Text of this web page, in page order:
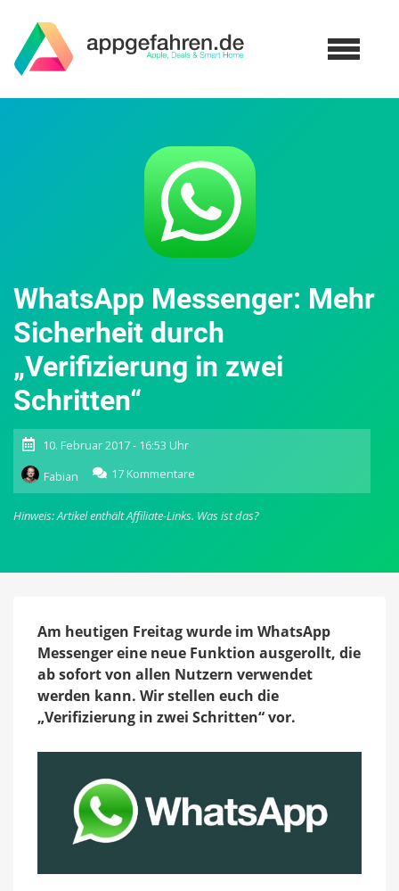
WhatsApp Messenger: Mehr
Sicherheit durch
„Verifizierung in zwei
Schritten“
10. Februar 2017 - 16:53 Uhr
Fabian
17 Kommentare
WhatsApp
Messenger:
Mehr
„Verifizierung
Schritten“
Hinweis: Artikel enthält Affiliate-Links. Was ist das?
Am heutigen Freitag wurde im WhatsApp
Messenger eine neue Funktion ausgerollt, die
ab sofort von allen Nutzern verwendet
werden kann. Wir stellen euch die
„Verifizierung in zwei Schritten“ vor.